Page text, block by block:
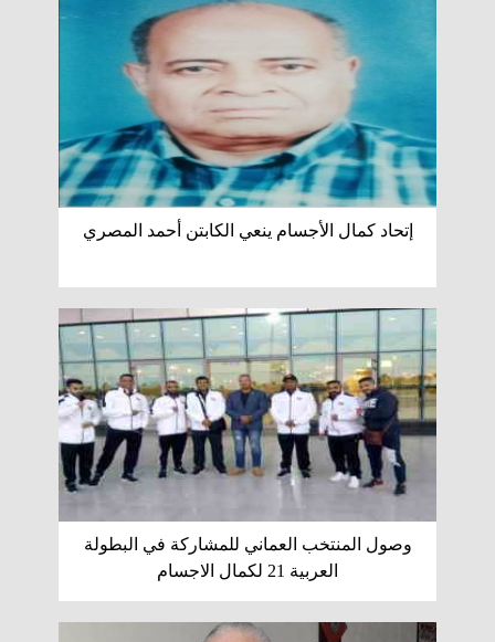
إتحاد كمال الأجسام ينعي الكابتن أحمد المصري
وصول المنتخب العماني للمشاركة في البطولة
العربية 21 لكمال الاجسام